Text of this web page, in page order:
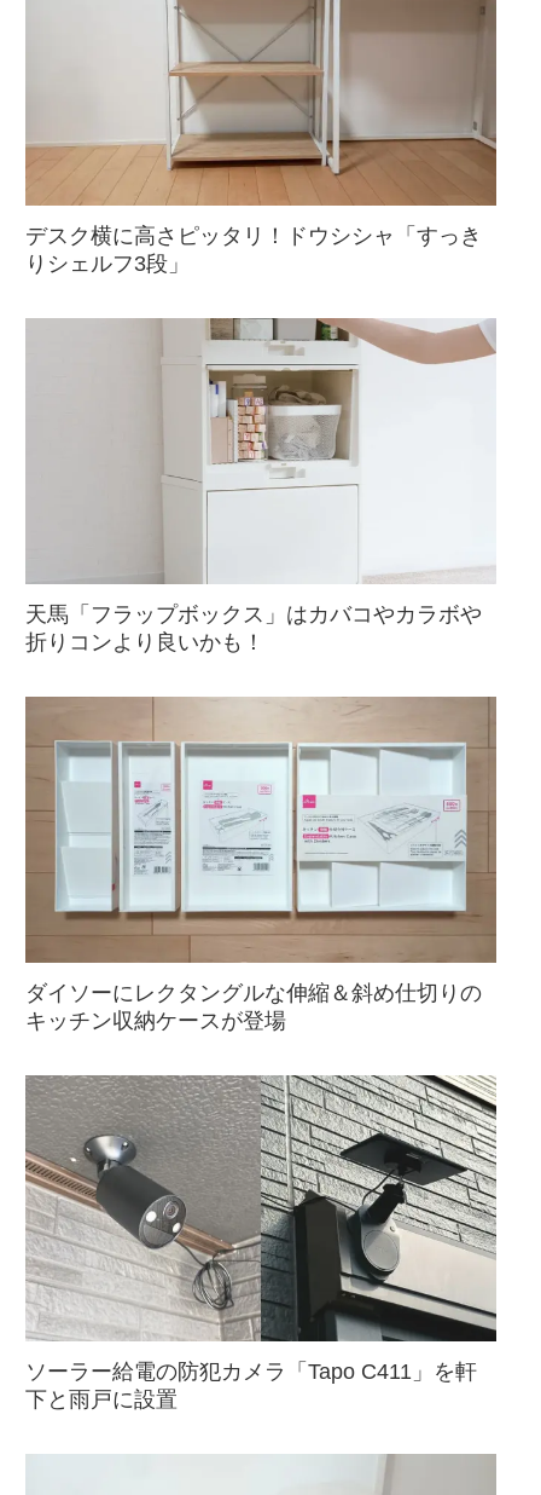
デスク横に高さピッタリ！ドウシシャ「すっき
りシェルフ3段」
天馬「フラップボックス」はカバコやカラボや
折りコンより良いかも！
ダイソーにレクタングルな伸縮＆斜め仕切りの
キッチン収納ケースが登場
ソーラー給電の防犯カメラ「Tapo C411」を軒
下と雨戸に設置